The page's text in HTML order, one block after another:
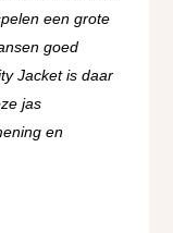
een grote
goed
Jacket is daar
jas
en